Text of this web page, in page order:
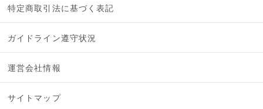
特定商取引法に基づく表記
ガイドライン遵守状況
運営会社情報
サイトマップ